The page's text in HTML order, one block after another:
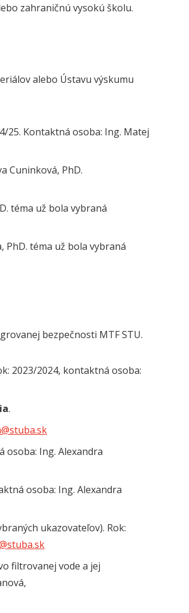
zahraničnú vysokú školu.
alebo Ústavu výskumu
25. Kontaktná osoba: Ing. Matej
Cuninková, PhD.
téma už bola vybraná
PhD. téma už bola vybraná
bezpečnosti MTF STU.
2023/2024, kontaktná osoba:
.
osoba: Ing. Alexandra
osoba: Ing. Alexandra
ukazovateľov). Rok:
filtrovanej vode a jej